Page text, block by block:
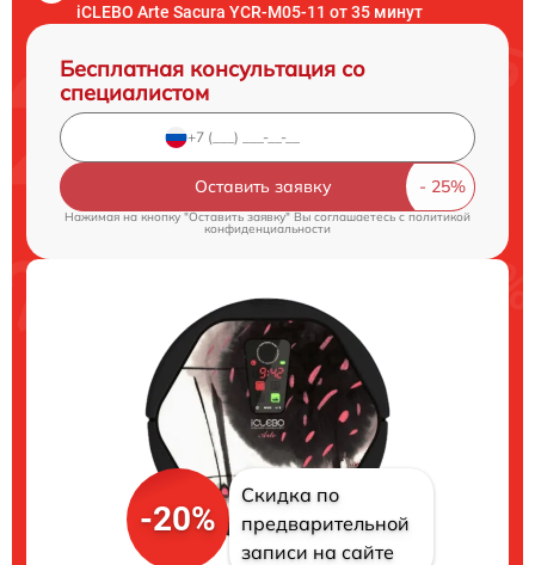
iCLEBO Arte Sacura YCR-M05-11 от 35 минут
Бесплатная консультация со
специалистом
Оставить заявку
Нажимая на кнопку "Оставить заявку" Вы соглашаетесь cполитикой
конфиденциальности
-20%
Скидка по
предварительной
записи на сайте